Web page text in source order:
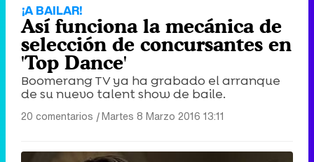
¡A BAILAR!
Así funciona la mecánica de
selección de concursantes en
'Top Dance'
Boomerang TV ya ha grabado el arranque
de su nuevo talent show de baile.
20 comentarios |Martes 8 Marzo 2016 13:11